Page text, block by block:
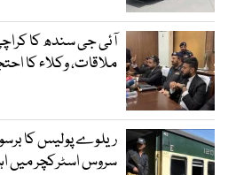
آئی جی سندھ کا
ملاقات، وکلاء کا
ریلوے پولیس کا
سروس اسٹرکچر میں